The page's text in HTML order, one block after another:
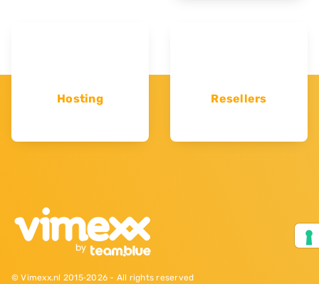
Hosting Resellers
© Vimexx.nl 2015‐2026 - All rights reserved